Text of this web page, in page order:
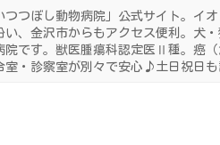
つぼし動物病院」公式サイト。イ
い、金沢市からもアクセス便利。犬
院です。獣医腫瘍科認定医Ⅱ種。癌
室・診察室が別々で安心♪土日祝日も